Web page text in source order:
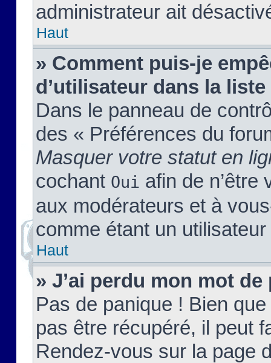
administrateur ait
Haut
» Comment puis-je
d’utilisateur dans la
Dans le panneau de
des « Préférences du
Masquer votre statut en
cochant Oui afin de n’être
aux modérateurs et à
comme étant un
Haut
» J’ai perdu mon mot de
Pas de panique ! Bien
pas être récupéré, il peut
Rendez-vous sur la page